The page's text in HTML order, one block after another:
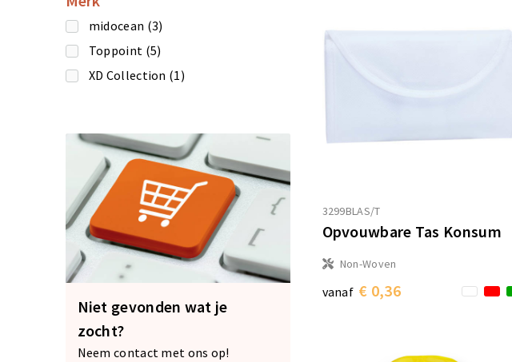
midocean (3)
Toppoint (5)
XD Collection (1)
Niet gevonden wat je
zocht?
Neem contact met ons op!
3299BLAS/T
Opvouwbare Tas Konsum
Non-Woven
vanaf € 0,36